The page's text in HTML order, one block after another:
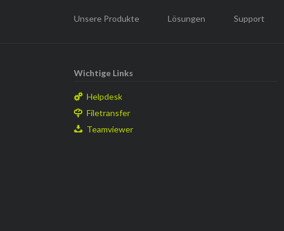
Unsere Produkte Lösungen Support
Wichtige Links
Helpdesk
Filetransfer
Teamviewer